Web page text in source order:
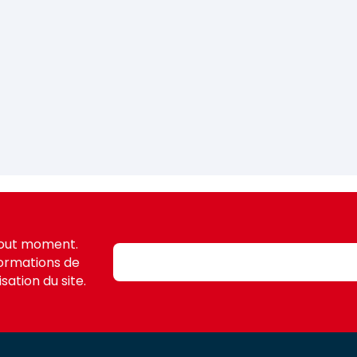
moment.
de
du site.